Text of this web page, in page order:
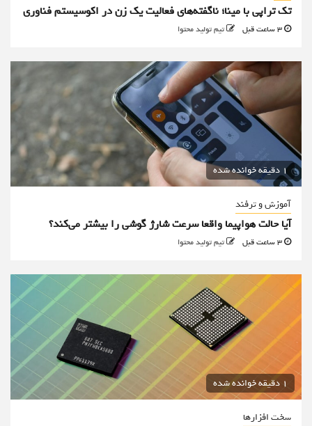
تک تراپی با مینا؛ ناگفته‌های فعالیت یک زن در اکوسیستم فناوری
تیم تولید محتوا
1 دقیقه خوانده شده
آموزش و ترفند
آیا حالت هواپیما واقعا سرعت شارژ گوشی را بیشتر می‌کند؟
تیم تولید محتوا
1 دقیقه خوانده شده
سخت افزارها